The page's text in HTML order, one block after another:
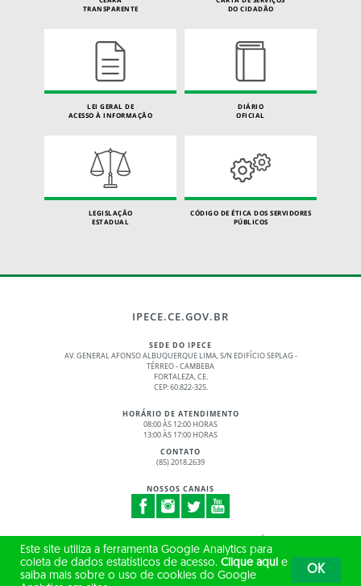
TRANSPARENTE
DO CIDADÃO
LEI GERAL DE
ACESSO À INFORMAÇÃO
DIÁRIO
OFICIAL
LEGISLAÇÃO
ESTADUAL
CÓDIGO DE ÉTICA DOS SERVIDORES
PÚBLICOS
IPECE.CE.GOV.BR
SEDE DO IPECE
AV. GENERAL AFONSO ALBUQUERQUE LIMA, S/N EDIFÍCIO SEPLAG -
TÉRREO - CAMBEBA
FORTALEZA, CE.
CEP: 60.822-325.
HORÁRIO DE ATENDIMENTO
08:00 ÀS 12:00 HORAS
13:00 ÀS 17:00 HORAS
CONTATO
(85) 2018.2639
NOSSOS CANAIS
© 2017 - 2026 – GOVERNO DO ESTADO DO CEARÁ
TODOS OS DIREITOS RESERVADOS
Este site utiliza a ferramenta Google Analytics para
coleta de dados estatísticos de acesso. Clique aqui e
saiba mais sobre o uso de cookies do Google
OK